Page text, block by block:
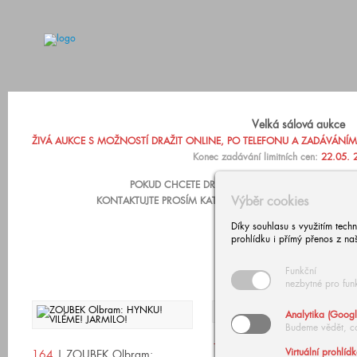
Výběr cookies
Díky souhlasu s využitím
prohlídku i přímý přenos z
Funkční
nezbytné pro
Analytika
Budeme vědět,
Virtuální
Velká sálová aukce
ŽIVÁ AUKCE S MOŽNOSTÍ DRAŽIT ONLINE, PO TELEFONU A
Konec zadávání limitních cen: 22.05.
POKUD CHCETE DRAŽIT PO TELEFONU NEBO
KONTAKTUJTE PROSÍM KATARÍNU ZÁRUBOVOU, +420
165
| ZOUBEK Olbram: